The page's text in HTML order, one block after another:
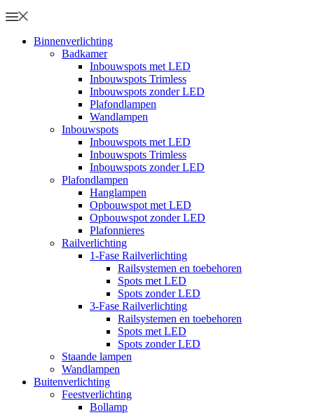
Binnenverlichting
Badkamer
Inbouwspots met LED
Inbouwspots Trimless
Inbouwspots zonder LED
Plafondlampen
Wandlampen
Inbouwspots
Inbouwspots met LED
Inbouwspots Trimless
Inbouwspots zonder LED
Plafondlampen
Hanglampen
Opbouwspot met LED
Opbouwspot zonder LED
Plafonnieres
Railverlichting
1-Fase Railverlichting
Railsystemen en toebehoren
Spots met LED
Spots zonder LED
3-Fase Railverlichting
Railsystemen en toebehoren
Spots met LED
Spots zonder LED
Staande lampen
Wandlampen
Buitenverlichting
Feestverlichting
Bollamp